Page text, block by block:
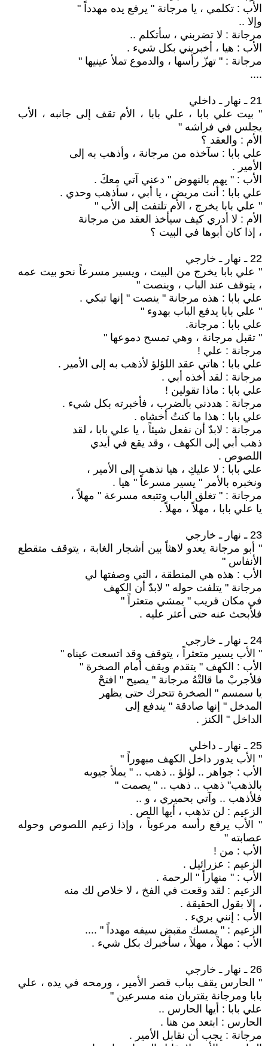
الأب : تكلمي ، يا مرجانة " يرفع يده مهدداً "
وإلا ..
مرجانة : لا تضربني ، سأتكلم ..
الأب : هيا ، أخبريني بكل شيء .
مرجانة : " تهزّ رأسها ، والدموع تملأ عينيها "
....
21 ـ نهار ـ داخلي
" بيت علي بابا ، علي بابا ، الأم تقف إلى جانبه ، الأب
يجلس في فراشه "
الأم : والعقد ؟
علي بابا : سآخذه من مرجانة ، وأذهب به إلى
الأمير .
الأب : " يهم بالنهوض " دعني آتي معكَ .
علي بابا : أنت مريض ، يا أبي ، سأذهب وحدي .
" علي بابا يخرج ، الأم تلتفت إلى الأب "
الأم : لا أدري كيف سيأخذ العقد من مرجانة
، إذا كان أبوها في البيت ؟
22 ـ نهار ـ خارجي
" علي بابا يخرج من البيت ، ويسير مسرعاً نحو بيت عمه
، يتوقف عند الباب ، وينصت "
علي بابا : هذه مرجانة " ينصت " إنها تبكي .
" علي بابا يدفع الباب بهدوء "
علي بابا : مرجانة.
" تقبل مرجانة ، وهي تمسح دموعها "
مرجانة : علي !
علي بابا : هاتي عقد اللؤلؤ لأذهب به إلى الأمير .
مرجانة : لقد أخذه أبي .
علي بابا : ماذا تقولين !
مرجانة : هددني بالضرب ، فأخبرته بكل شيء .
علي بابا : هذا ما كنتُ أخشاه .
مرجانة : لابدّ أن نفعل شيئاً ، يا علي بابا ، لقد
ذهب أبي إلى الكهف ، وقد يقع في أيدي
اللصوص .
علي بابا : لا عليكِ ، هيا نذهب إلى الأمير ،
ونخبره بالأمر " يسير مسرعاً " هيا .
مرجانة : " تغلق الباب وتتبعه مسرعة " مهلاً ،
يا علي بابا ، مهلاً ، مهلاً .
23 ـ نهار ـ خارجي
" أبو مرجانة يعدو لاهثاً بين أشجار الغابة ، يتوقف متقطع
الأنفاس "
الأب : هذه هي المنطقة ، التي وصفتها لي
مرجانة " يتلفت حوله " لابدّ أن الكهف
في مكان قريب " يمشي متعثراً "
فلأبحث عنه حتى أعثر عليه .
24 ـ نهار ـ خارجي
" الأب يسير متعثراً ، يتوقف وقد اتسعت عيناه "
الأب : الكهف " يتقدم ويقف أمام الصخرة "
فلأجربْ ما قالتْهُ مرجانة " يصيح " افتحْ
يا سمسم " الصخرة تتحرك حتى يظهر
المدخل " إنها صادقة " يندفع إلى
الداخل " الكنز .
25 ـ نهار ـ داخلي
" الأب يدور داخل الكهف مبهوراً "
الأب : جواهر .. لؤلؤ .. ذهب .. " يملأ جيوبه
بالذهب" ذهب .. ذهب .. " يصمت "
فلأذهب .. وآتي بحميري ، و ..
الزعيم : لن تذهب ، أيها اللص .
" الأب يرفع رأسه مرعوباً ، وإذا زعيم اللصوص وحوله
عصابته "
الأب : من !
الزعيم : عزرائيل .
الأب : " منهاراً " الرحمة .
الزعيم : لقد وقعت في الفخ ، لا خلاص لك منه
، إلا بقول الحقيقة .
الأب : إنني بريء .
الزعيم : " يمسك مقبض سيفه مهدداً " ....
الأب : مهلاً ، مهلاً ، سأخبرك بكل شيء .
26 ـ نهار ـ خارجي
" الحارس يقف بباب قصر الأمير ، ورمحه في يده ، علي
بابا ومرجانة يقتربان منه مسرعين "
علي بابا : أيها الحارس ..
الحارس : ابتعد من هنا .
مرجانة : يجب أن نقابل الأمير .